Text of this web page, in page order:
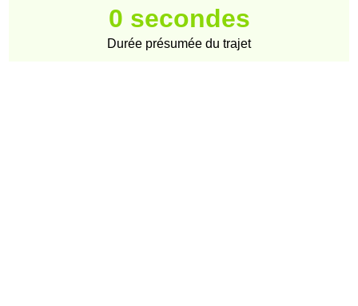
0 secondes
Durée présumée du trajet